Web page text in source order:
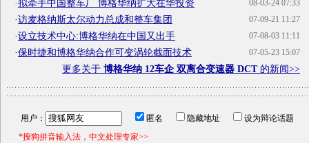
08-03-24 07:33
·拟牵手中国整车厂 博格华纳扩大在华投资
07-09-21 11:27
·访麦格纳斯太尔动力总成和整车集团
07-08-03 11:11
·设立技术中心:博格华纳在中国又出手
07-05-23 15:07
·保时捷和博格华纳合作可变涡轮截面技术
更多关于 博格华纳 12车企 双离合变速器 DCT 的新闻>>
用户： 匿名 隐藏地址
设为辩论话题
*搜狗拼音输入法，中文处理专家>>